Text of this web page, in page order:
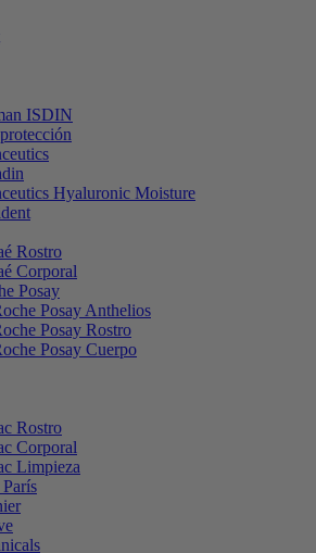
ISDIN
Hyaluronic Moisture
Rostro
Corporal
Posay
Posay Anthelios
Posay Rostro
Posay Cuerpo
Rostro
Corporal
Limpieza